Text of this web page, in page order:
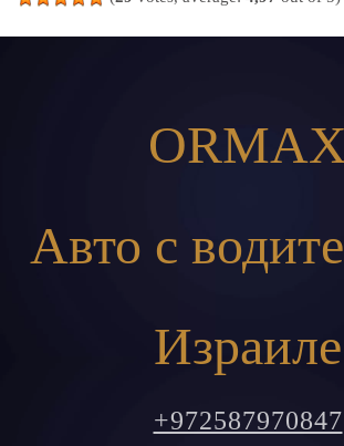
Авто с
Израиле
+972587970847